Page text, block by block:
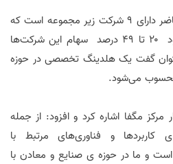
وی افزود: این مرکز در حال حاضر دارای ۹ شرکت زیر مجموعه است که
به لحاظ تعلق و وابستگی حدود ۲۰ تا ۴۹ درصد سهام این شرکت‌ها
گفت یک هلدینگ تخصصی در حوزه
محسوب می‌شود.
مگفا اشاره کرد و افزود: از جمله
کاربردها و فناوری‌های مرتبط با
و ما در حوزه ی صنایع و معادن با